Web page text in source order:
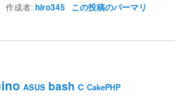
作成者:hiro345 この投稿のパーマリ
ASUS bash C CakePHP